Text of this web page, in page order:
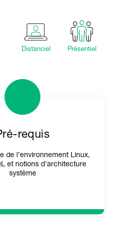
Distanciel Présentiel
requis
de l’environnement Linux,
et notions d’architecture
système